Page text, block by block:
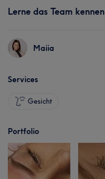
Lerne das Team kennen
Maiia
Services
Gesicht
Portfolio